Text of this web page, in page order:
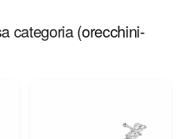
categoria(orecchini-